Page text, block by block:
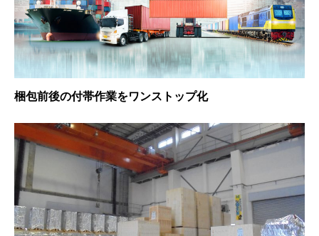
梱包前後の付帯作業をワンストップ化